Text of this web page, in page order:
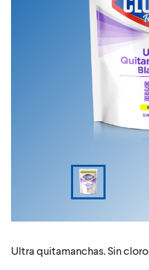
Ultra quitamanchas. Sin cloro.